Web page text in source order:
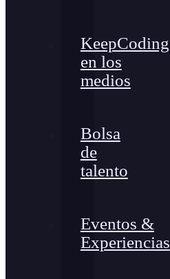
KeepCoding
en los
medios
Bolsa
de
talento
Eventos &
Experiencias